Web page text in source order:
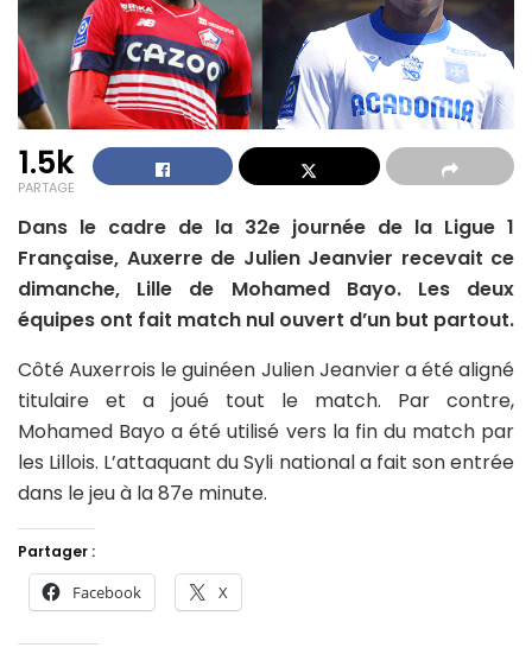
1.5k
PARTAGE
Dans le cadre de la 32e journée de la Ligue 1
Française, Auxerre de Julien Jeanvier recevait ce
dimanche, Lille de Mohamed Bayo. Les deux
équipes ont fait match nul ouvert d’un but partout.
Côté Auxerrois le guinéen Julien Jeanvier a été aligné
titulaire et a joué tout le match. Par contre,
Mohamed Bayo a été utilisé vers la fin du match par
les Lillois. L’attaquant du Syli national a fait son entrée
dans le jeu à la 87e minute.
Partager :
Facebook X